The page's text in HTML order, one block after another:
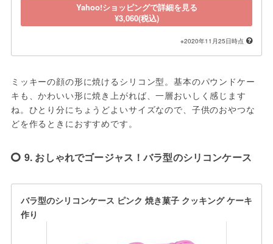
Yahoo!ショッピングで詳細を見る
¥3,060(税込)
※2020年11月25日時点
ミッキーの顔の形に焼けるシリコン型。基本のパウンドケー
キも、かわいい形に焼き上がれば、一層おいしく感じます
ね。ひとり分にちょうどよいサイズなので、子供のおやつな
どを作るときにおすすめです。
9. おしゃれでゴージャス！バラ型のシリコンケース
バラ型のシリコンケース ピンク 焼き菓子 クッキング ケーキ
作り